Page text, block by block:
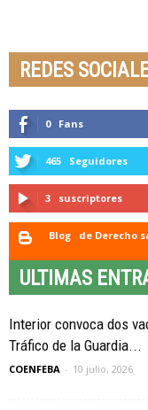
REDES
0 Fans
465 Seguidores
3 suscriptores
Blog de Derecho
ULTIMAS
Interior convoca dos
Tráfico de la Guardia...
COENFEBA - 10 julio, 2026